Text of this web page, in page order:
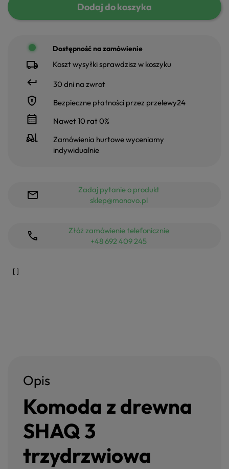
Dodaj do koszyka
Dostępność na zamówienie
Koszt wysyłki sprawdzisz w koszyku
30 dni na zwrot
Bezpieczne płatności przez przelewy24
Nawet 10 rat 0%
Zamówienia hurtowe wyceniamy
indywidualnie
Zadaj pytanie o produkt
sklep@monovo.pl
Złóż zamówienie telefonicznie
+48 692 409 245
Opis
Komoda z drewna
SHAQ 3
trzydrzwiowa